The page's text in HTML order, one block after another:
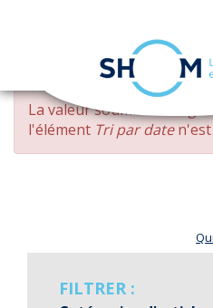
Aller
contenu
principal
MESSAGE
D'ERREUR
La valeur soumise
l'élément Tri par daten'est
FILTRER :